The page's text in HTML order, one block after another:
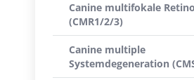
Canine multifokale
(CMR1/2/3)
Canine multiple
Systemdegeneration